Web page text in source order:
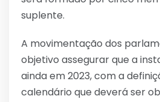
suplente.
A movimentação dos
objetivo assegurar que a
ainda em 2023, com a
calendário que deverá ser